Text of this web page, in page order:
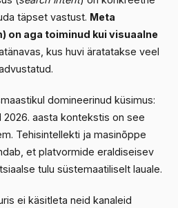
täpset vastust. Meta
on aga toiminud kui visuaalne
kus huvi äratatakse veel
domineerinud küsimus:
2026. aasta kontekstis on see
Tehisintellekti ja masinõppe
et platvormide eraldiseisev
tulu süstemaatiliselt lauale.
ei käsitleta neid kanaleid